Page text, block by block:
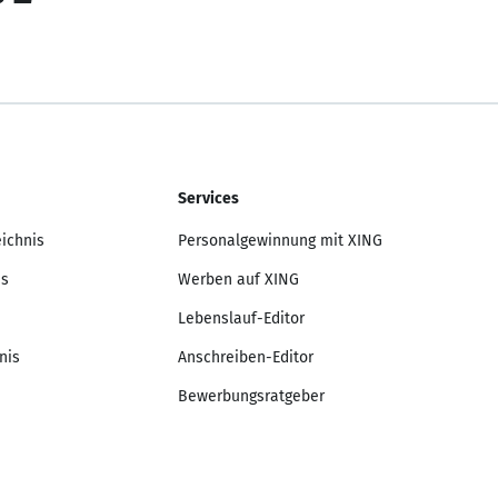
Services
Personalgewinnung mit XING
Werben auf XING
Lebenslauf-Editor
Anschreiben-Editor
Bewerbungsratgeber